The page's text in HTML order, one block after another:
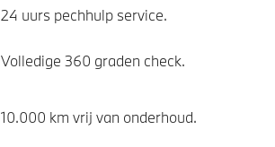
24 uurs pechhulp service.
Volledige 360 graden check.
10.000 km vrij van onderhoud.